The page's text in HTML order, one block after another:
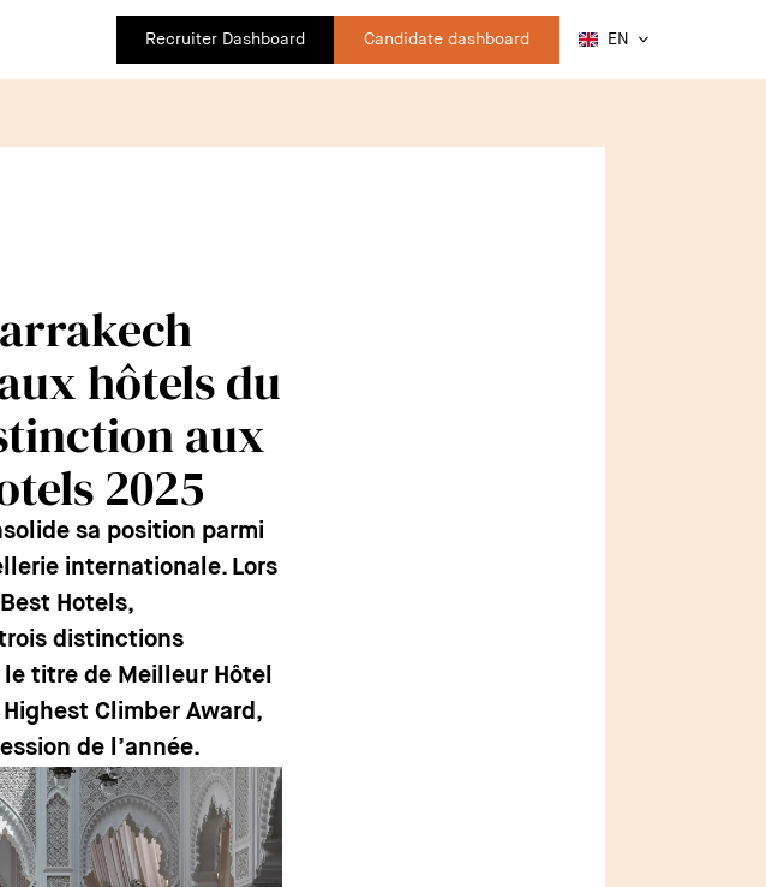
Recruiter Dashboard Candidate dashboard EN
hôtels du
aux
2025
sa position parmi
internationale. Lors
Hotels,
distinctions
titre de Meilleur Hôtel
Climber Award,
de l’année.